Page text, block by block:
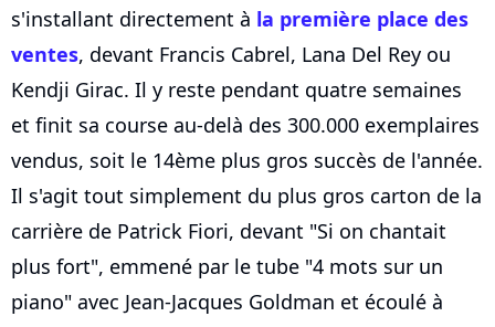
s'installant directement à la première place des
ventes, devant Francis Cabrel, Lana Del Rey ou
Kendji Girac. Il y reste pendant quatre semaines
et finit sa course au-delà des 300.000 exemplaires
vendus, soit le 14ème plus gros succès de l'année.
Il s'agit tout simplement du plus gros carton de la
carrière de Patrick Fiori, devant "Si on chantait
plus fort", emmené par le tube "4 mots sur un
piano" avec Jean-Jacques Goldman et écoulé à